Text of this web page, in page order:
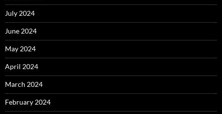
July 2024
June 2024
May 2024
April 2024
March 2024
February 2024